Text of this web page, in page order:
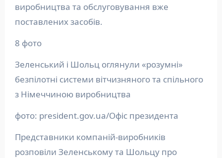
виробництва та обслуговування вже
поставлених засобів.
8 фото
Зеленський і Шольц оглянули «розумні»
безпілотні системи вітчизняного та спільного
з Німеччиною виробництва
фото: president.gov.ua/Офіс президента
Представники компаній-виробників
розповіли Зеленському та Шольцу про